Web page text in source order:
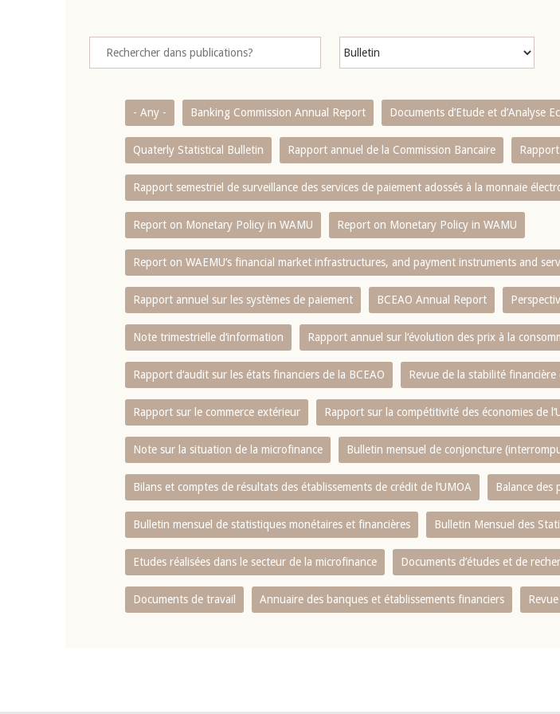
- Any - Banking Commission Annual Report Documents d’Etude et d’Analyse
Quaterly Statistical Bulletin Rapport annuel de la Commission Bancaire
Rapport semestriel de surveillance des services de paiement adossés à la monnaie
Report on Monetary Policy in WAMU Report on Monetary Policy in WAMU
Report on WAEMU’s financial market infrastructures, and payment instruments and
Rapport annuel sur les systèmes de paiement BCEAO Annual Report
Note trimestrielle d‘information Rapport annuel sur l‘évolution des prix à la
Rapport d‘audit sur les états financiers de la BCEAO Revue de la stabilité financière
Rapport sur le commerce extérieur Rapport sur la compétitivité des économies de
Note sur la situation de la microfinance Bulletin mensuel de conjoncture
Bilans et comptes de résultats des établissements de crédit de l‘UMOA Balance des
Bulletin mensuel de statistiques monétaires et financières Bulletin Mensuel des
Etudes réalisées dans le secteur de la microfinance Documents d’études et de
Documents de travail Annuaire des banques et établissements financiers